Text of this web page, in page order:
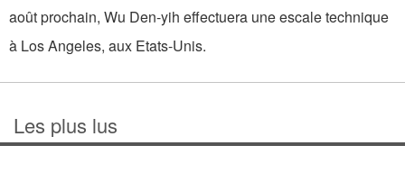
août prochain, Wu Den-yih effectuera une escale technique
à Los Angeles, aux Etats-Unis.
Les plus lus